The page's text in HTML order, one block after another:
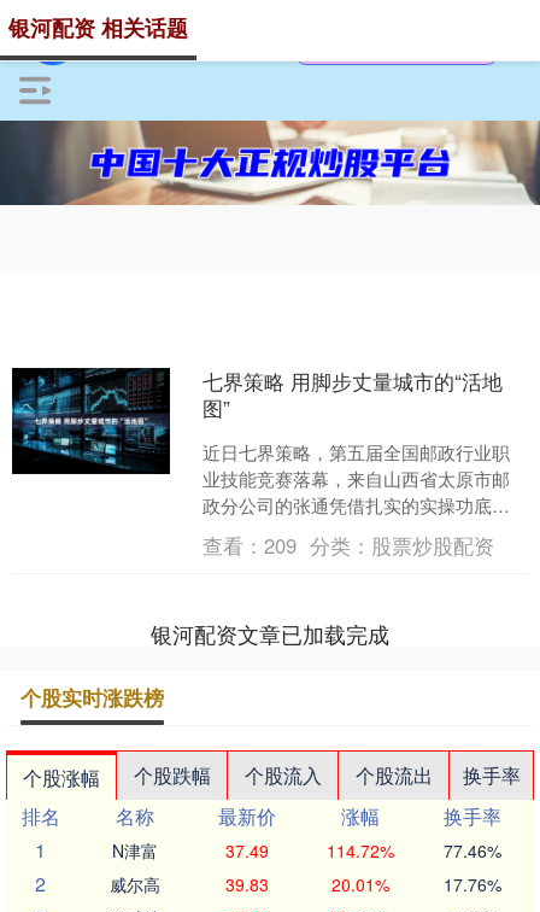
银河配资 相关话题
七界策略 用脚步丈量城市的“活地
图”
近日七界策略，第五届全国邮政行业职
业技能竞赛落幕，来自山西省太原市邮
政分公司的张通凭借扎实的实操功底和
稳定的临场发挥，斩获“快递员职业”一等
奖。在6年的从业经历....
查看：209 分类： 股票炒股配资
银河配资文章已加载完成
个股实时涨跌榜
个股涨幅 个股跌幅 个股流入 个股流出
换手率
排名
名称 最新价 涨幅
换手率
1
N津富 37.49 114.72% 77.46%
2 威尔高 39.83 20.01% 17.76%